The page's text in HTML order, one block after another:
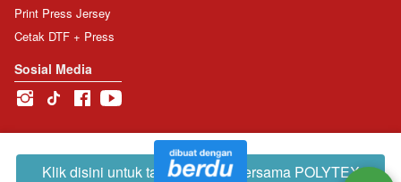
Klik disini untuk tambah Cuan bersama POLYTEX
Print Press Jersey
Cetak DTF + Press
Sosial Media